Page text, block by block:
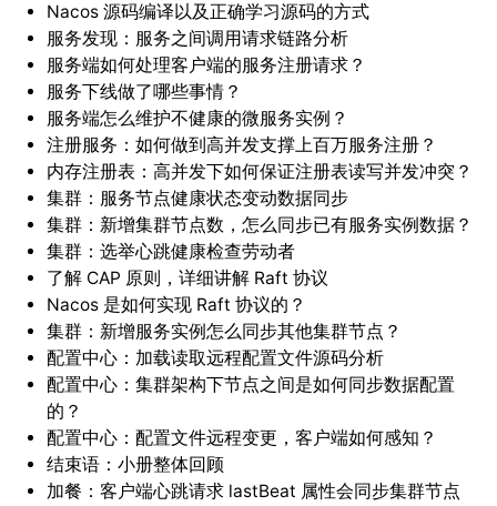
Nacos 源码编译以及正确学习源码的方式
服务发现：服务之间调用请求链路分析
服务端如何处理客户端的服务注册请求？
服务下线做了哪些事情？
服务端怎么维护不健康的微服务实例？
注册服务：如何做到高并发支撑上百万服务注册？
内存注册表：高并发下如何保证注册表读写并发冲突？
集群：服务节点健康状态变动数据同步
集群：新增集群节点数，怎么同步已有服务实例数据？
集群：选举心跳健康检查劳动者
了解 CAP 原则，详细讲解 Raft 协议
Nacos 是如何实现 Raft 协议的？
集群：新增服务实例怎么同步其他集群节点？
配置中心：加载读取远程配置文件源码分析
配置中心：集群架构下节点之间是如何同步数据配置
的？
配置中心：配置文件远程变更，客户端如何感知？
结束语：小册整体回顾
加餐：客户端心跳请求 lastBeat 属性会同步集群节点